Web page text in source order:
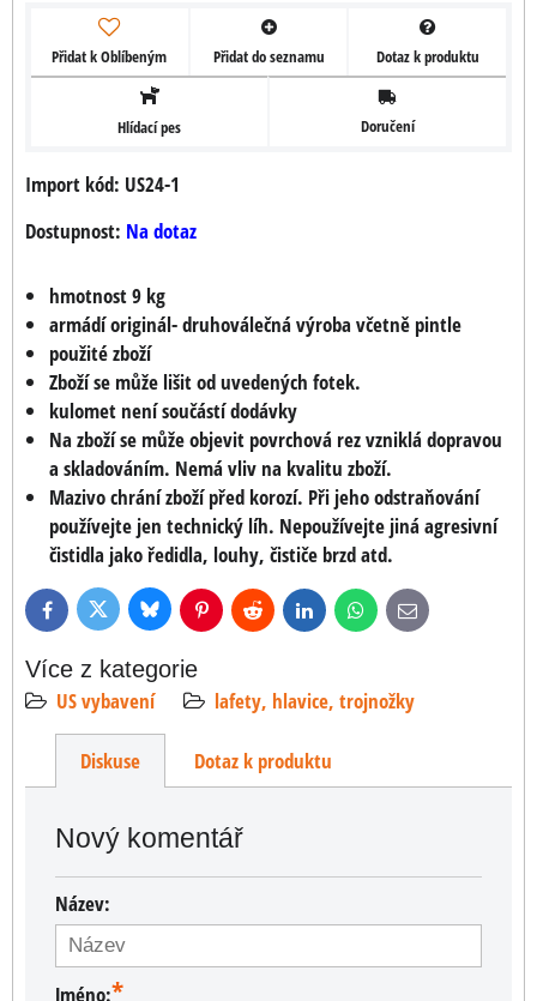
Přidat k Oblíbeným Přidat do seznamu Dotaz k produktu
Hlídací pes Doručení
Import kód: US24-1
Dostupnost: Na dotaz
hmotnost 9 kg
armádí originál- druhoválečná výroba včetně pintle
použité zboží
Zboží se může lišit od uvedených fotek.
kulomet není součástí dodávky
Na zboží se může objevit povrchová rez vzniklá dopravou
a skladováním. Nemá vliv na kvalitu zboží.
Mazivo chrání zboží před korozí. Při jeho odstraňování
používejte jen technický líh. Nepoužívejte jiná agresivní
čistidla jako ředidla, louhy, čističe brzd atd.
FacebookTwitter BlueskyPinterestReddit LinkedInWhatsApp
E-
mail
Více z kategorie
US vybavení
lafety, hlavice, trojnožky
Diskuse Dotaz k produktu
Nový komentář
Název:
Jméno:*